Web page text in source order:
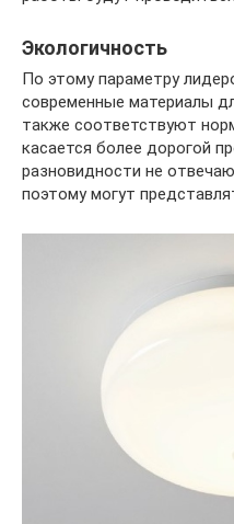
Экологичность
По этому параметру
современные материалы
также соответствуют
касается более дорогой
разновидности не
поэтому могут